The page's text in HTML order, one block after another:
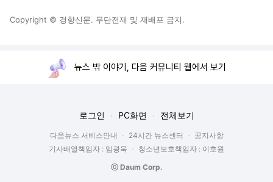
Copyright © 경향신문. 무단전재 및 재배포 금지.
뉴스 밖 이야기, 다음 커뮤니티 웹에서 보기
로그인 PC화면 전체보기
다음뉴스 서비스안내 24시간 뉴스센터
공지사항
기사배열책임자 : 임광욱
청소년보호책임자 : 이호원
ⓒ Daum Corp.